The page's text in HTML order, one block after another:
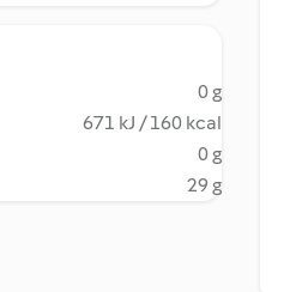
0 g
671 kJ / 160 kcal
0 g
29 g